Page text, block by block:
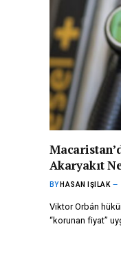
Akaryakıt
BY HASAN IŞILAK
Viktor Orbán
“korunan fiyat”